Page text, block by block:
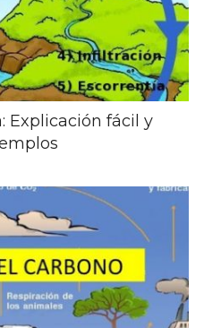
Explicación fácil y